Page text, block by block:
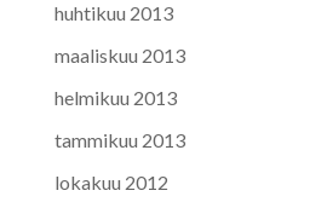
huhtikuu 2013
maaliskuu 2013
helmikuu 2013
tammikuu 2013
lokakuu 2012